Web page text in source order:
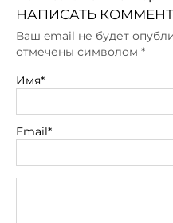
НАПИСАТЬ
Ваш email не будет
отмечены символом *
Имя*
Email*